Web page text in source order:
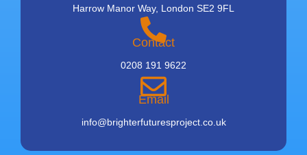
Harrow Manor Way, London SE2 9FL
Contact
0208 191 9622
Email
info@brighterfuturesproject.co.uk